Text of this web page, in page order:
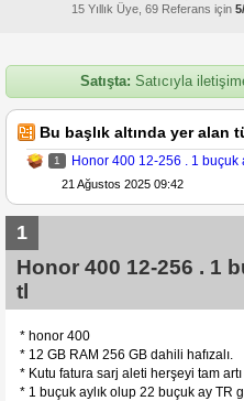
15 Yıllık Üye, 69 Referans için
Satışta: Satıcıyla
Bu başlık altında yer alan
1 Honor 400 12-256 . 1 buçuk
21 Ağustos 2025 09:42
1
Honor 400 12-256 . 1
tl
* honor 400
* 12 GB RAM 256 GB dahili hafızalı.
* Kutu fatura sarj aleti herşeyi tam artı
* 1 buçuk aylık olup 22 buçuk ay TR